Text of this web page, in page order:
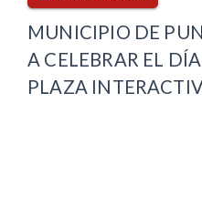
MUNICIPIO DE
A CELEBRAR EL
PLAZA